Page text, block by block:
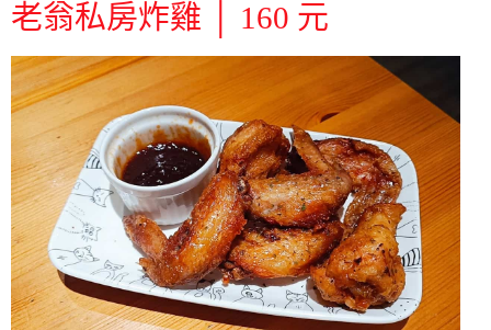
老翁私房炸雞 │ 160 元